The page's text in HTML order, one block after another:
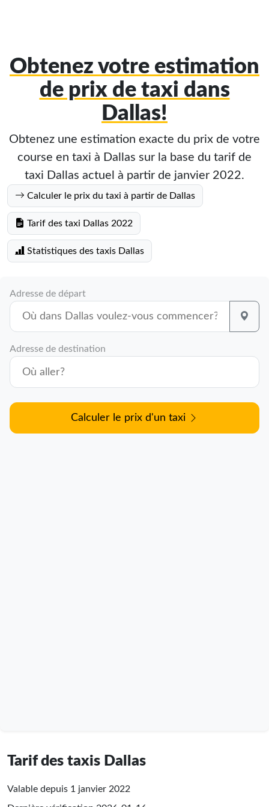
Obtenez votre estimation
de prix de taxi dans
Dallas!
Obtenez une estimation exacte du prix de votre
course en taxi à Dallas sur la base du tarif de
taxi Dallas actuel à partir de janvier 2022.
Calculer le prix du taxi à partir de Dallas
Tarif des taxi Dallas 2022
Statistiques des taxis Dallas
Adresse de départ
Adresse de destination
Calculer le prix d'un taxi
Tarif des taxis Dallas
Valable depuis 1 janvier 2022